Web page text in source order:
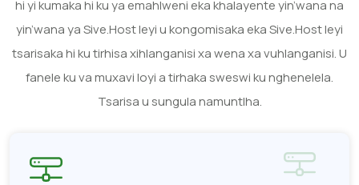
hi yi kumaka hi ku ya emahlweni eka khalayente yin’wana na
yin’wana ya Sive.Host leyi u kongomisaka eka Sive.Host leyi
tsarisaka hi ku tirhisa xihlanganisi xa wena xa vuhlanganisi. U
fanele ku va muxavi loyi a tirhaka sweswi ku nghenelela.
Tsarisa u sungula namuntlha.